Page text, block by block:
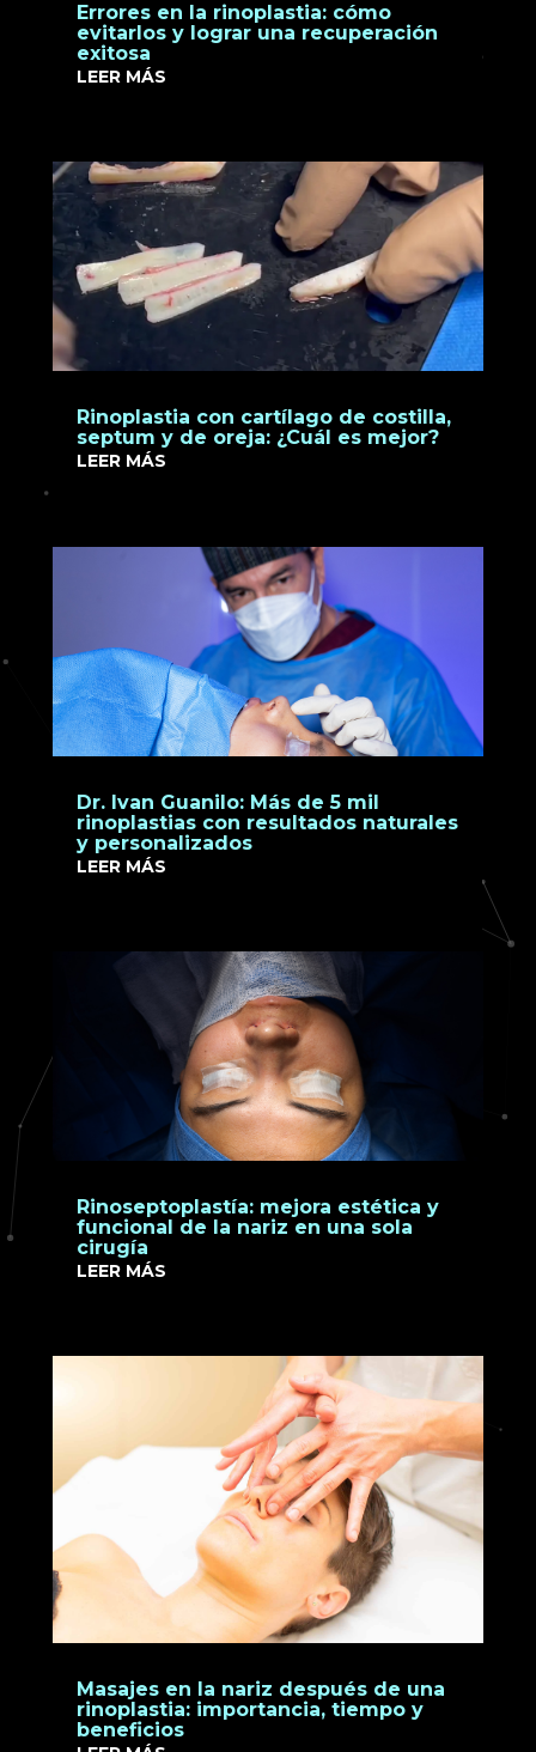
Errores en la rinoplastia: cómo
evitarlos y lograr una recuperación
exitosa
LEER MÁS
Rinoplastia con cartílago de costilla,
septum y de oreja: ¿Cuál es mejor?
LEER MÁS
Dr. Ivan Guanilo: Más de 5 mil
rinoplastias con resultados naturales
y personalizados
LEER MÁS
Rinoseptoplastía: mejora estética y
funcional de la nariz en una sola
cirugía
LEER MÁS
Masajes en la nariz después de una
rinoplastia: importancia, tiempo y
beneficios